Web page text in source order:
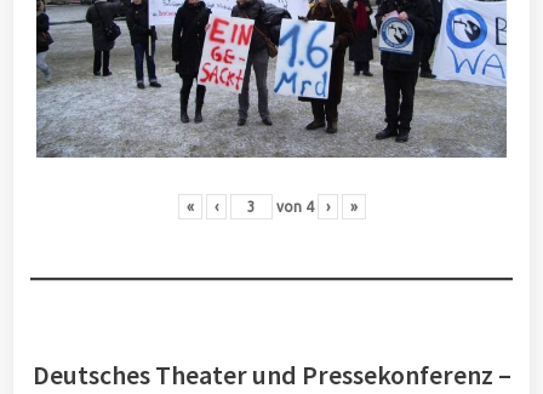
« ‹ von 4 › »
Deutsches Theater und Pressekonferenz –